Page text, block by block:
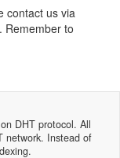
contact us via
Remember to
DHT protocol. All
network. Instead of